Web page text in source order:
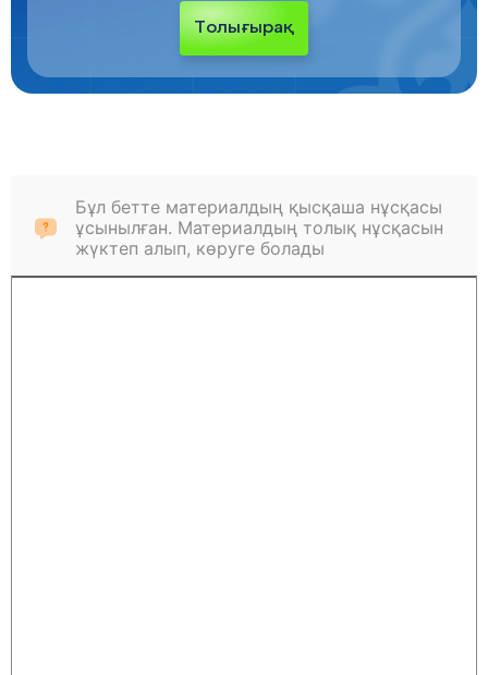
Толығырақ
Бұл бетте материалдың қысқаша нұсқасы
ұсынылған. Материалдың толық нұсқасын
жүктеп алып, көруге болады